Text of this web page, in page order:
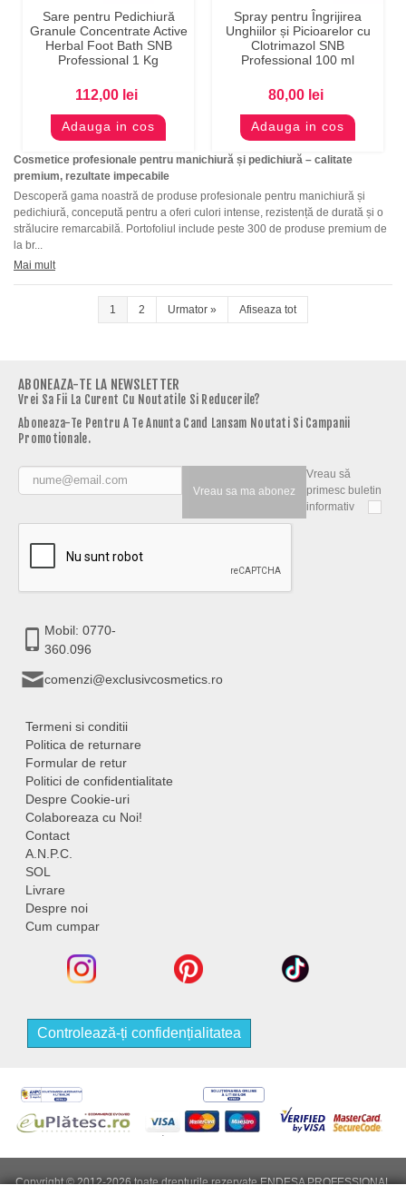
Sare pentru Pedichiură
Granule Concentrate Active
Herbal Foot Bath SNB
Professional 1 Kg
112,00 lei
Adauga in cos
Spray pentru Îngrijirea
Unghiilor și Picioarelor cu
Clotrimazol SNB
Professional 100 ml
80,00 lei
Adauga in cos
Cosmetice profesionale pentru manichiură și pedichiură – calitate
premium, rezultate impecabile
Descoperă gama noastră de produse profesionale pentru manichiură și
pedichiură, concepută pentru a oferi culori intense, rezistență de durată și o
strălucire remarcabilă. Portofoliul include peste 300 de produse premium de
la br...
Mai mult
1 2 Urmator» Afiseaza tot
ABONEAZA-TE LA NEWSLETTER
Vrei Sa Fii La Curent Cu Noutatile Si Reducerile?
Aboneaza-Te Pentru A Te Anunta Cand Lansam Noutati Si Campanii
Promotionale.
Vreau sa ma abonez
Vreau să
primesc buletin
informativ
Termeni si conditii
Politica de returnare
Formular de retur
Politici de confidentialitate
Despre Cookie-uri
Colaboreaza cu Noi!
Contact
A.N.P.C.
SOL
Livrare
Despre noi
Cum cumpar
Mobil: 0770-
360.096
comenzi@exclusivcosmetics.ro
Controlează-ți confidențialitatea
Copyright © 2012-2026 toate drepturile rezervate ENDESA PROFESSIONAL